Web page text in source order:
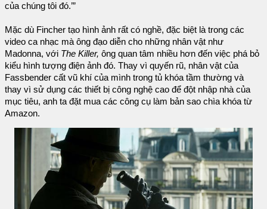
của chúng tôi đó.’”
Mặc dù Fincher tạo hình ảnh rất có nghề, đặc biệt là trong các
video ca nhạc mà ông đạo diễn cho những nhân vật như
Madonna, với The Killer, ông quan tâm nhiều hơn đến việc phá bỏ
kiểu hình tượng điện ảnh đó. Thay vì quyến rũ, nhân vật của
Fassbender cất vũ khí của mình trong tủ khóa tầm thường và
thay vì sử dụng các thiết bị công nghệ cao để đột nhập nhà của
mục tiêu, anh ta đặt mua các công cụ làm bản sao chìa khóa từ
Amazon.